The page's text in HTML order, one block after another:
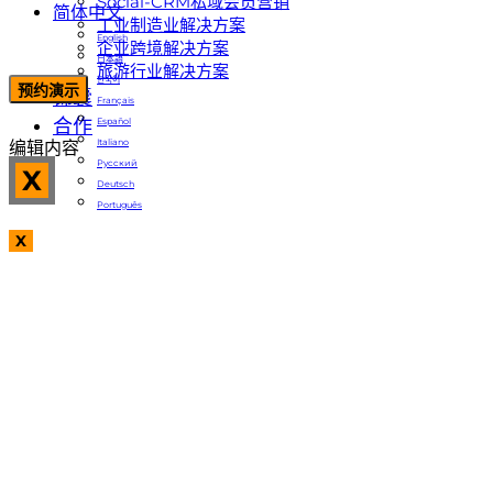
工业制造业解决方案
企业跨境解决方案
旅游行业解决方案
锦囊
合作
X
简体中文
English
日本語
한국어
Français
Español
Italiano
Русский
Deutsch
Português
X
预约演示
编辑内容